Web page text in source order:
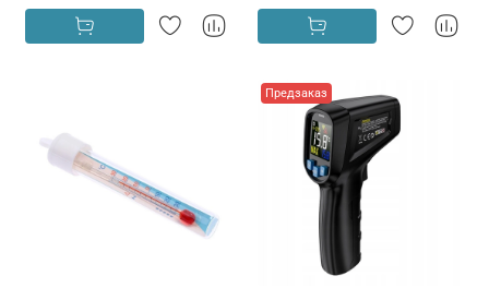
Предзаказ